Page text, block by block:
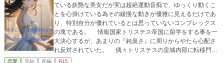
ている妖艶な美女だが実は超絶運動音痴で、ゆっくり動くこ
とを心掛けている為その緩慢な動きが優雅に見えるだけであ
り、特別自分が優れているとは思っていないコンプレックス
の塊である。 情報国家トリステス帝国に留学をする事を一
大決心するが、あまりの『鈍臭さ』に周りからやたら心配さ
れ反対されていた。 偶々トリステスの皇城内部に転移門を
設置する機会があり、そのお陰でようやく許可される。 そ
恋愛 完結 長編 R15